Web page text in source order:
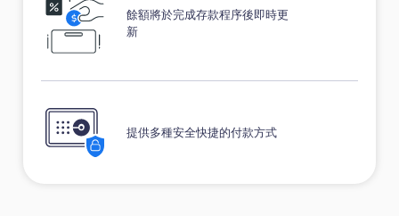
餘額將於完成存款程序後即時更
新
提供多種安全快捷的付款方式